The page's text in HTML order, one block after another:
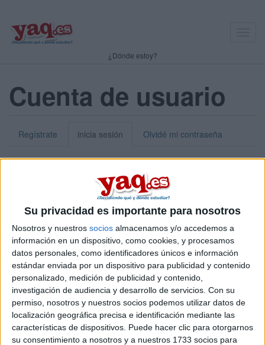
Su privacidad es importante para nosotros
Nosotros y nuestros socios almacenamos y/o accedemos a
información en un dispositivo, como cookies, y procesamos
datos personales, como identificadores únicos e información
estándar enviada por un dispositivo para publicidad y contenido
personalizado, medición de publicidad y contenido,
investigación de audiencia y desarrollo de servicios. Con su
permiso, nosotros y nuestros socios podemos utilizar datos de
localización geográfica precisa e identificación mediante las
características de dispositivos. Puede hacer clic para otorgarnos
su consentimiento a nosotros y a nuestros 1733 socios para
¿Dónde estoy?
Cuenta de usuario
Regístrate inicia sesión Olvidé mi contraseña
Puedes iniciar sesión introduciendo tu nombre de usuario o tu
dirección de correo electrónico.
Contraseña:*
Introduce la contraseña que acompaña a tu nombre de usuario